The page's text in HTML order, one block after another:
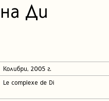
Ди
Колибри, 2005 г.
Le complexe de Di